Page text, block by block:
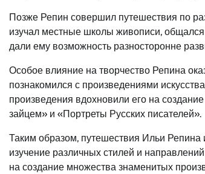
Позже Репин совершил путешествия по
изучал местные школы живописи, общался
дали ему возможность разносторонне
Особое влияние на творчество Репина
познакомился с произведениями
произведения вдохновили его на
зайцем» и «Портреты Русских писателей».
Таким образом, путешествия Ильи Репина
изучение различных стилей и
на создание множества знаменитых